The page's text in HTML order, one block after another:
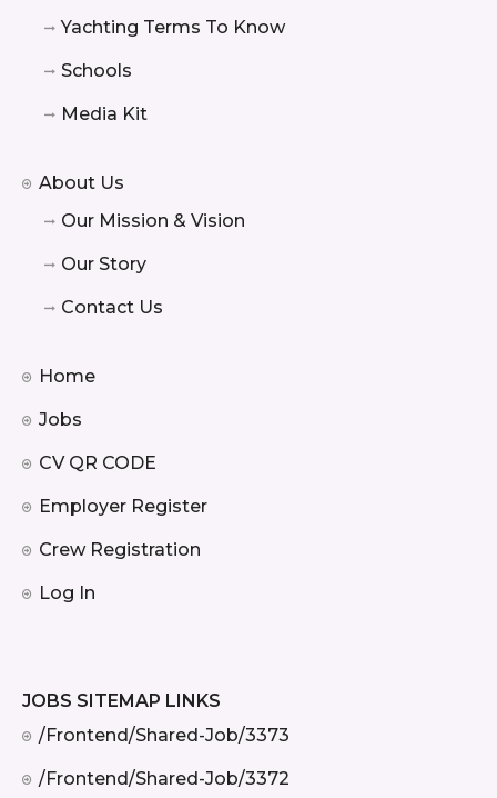
Yachting Terms To Know
Schools
Media Kit
About Us
Our Mission & Vision
Our Story
Contact Us
Home
Jobs
CV QR CODE
Employer Register
Crew Registration
Log In
JOBS SITEMAP LINKS
/frontend/shared-Job/3373
/frontend/shared-Job/3372